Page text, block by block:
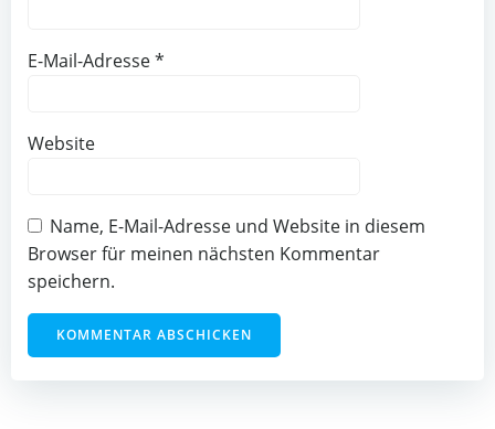
E-Mail-Adresse*
Website
Name, E-Mail-Adresse und Website in diesem
Browser für meinen nächsten Kommentar
speichern.